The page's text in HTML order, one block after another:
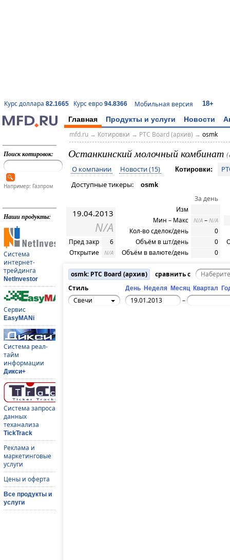
Курс доллара 82.1665 Курс евро 94.8366 Мобильная версия 18+
Главная Продукты и услуги Новости
Поиск котировок:
Например: Газпром
Наши продукты:
Система
интернет-
трейдинга
NetInvestor
Сервис
EasyMANi
Система реал-
тайм
информации
Дикси+
Система запроса
данных
теханализа
TickTrack
Реклама и
маркетинговые
услуги
Цены и оферта
Все продукты и
услуги
mfd.ru→ Котировки → РТС Board (архив) → osmk
Останкинский молочный комбинат
О компании Новости (15) Котировки:
Доступные тикеры:
osmk
19.04.2013
N/A
Пред закр
6
Открытие
N/A
За день
Изм
Мин – Макс
N/A – N/A
Кол-во сделок/день
0
Объём в шт/день
0
Объём в валюте/день
0
osmk: РТС Board (архив)
сравнить с
Стиль
День Неделя Месяц Квартал
Свечи –